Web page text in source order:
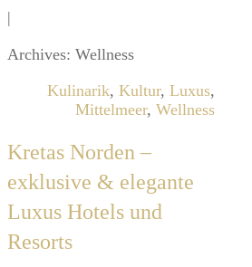
|
Archives: Wellness
Kulinarik, Kultur, Luxus,
Mittelmeer, Wellness
Kretas Norden –
exklusive & elegante
Luxus Hotels und
Resorts